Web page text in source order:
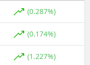
(0.287%)
(0.174%)
(1.227%)